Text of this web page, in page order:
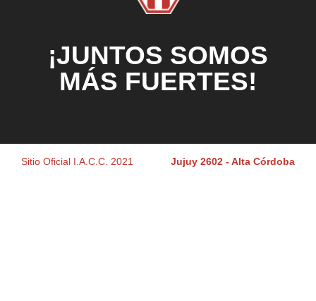
¡JUNTOS SOMOS
MÁS FUERTES!
Sitio Oficial I.A.C.C. 2021 Jujuy 2602 - Alta Córdoba